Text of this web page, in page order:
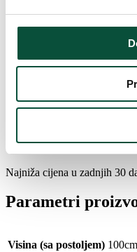
Broj dijelova 1
Vrijeme isporuke 4 dana
FAVI kategorija
Povijest cijena
Najniža cijena u zadnjih 30
Parametri
Visina (sa postoljem) 100cm